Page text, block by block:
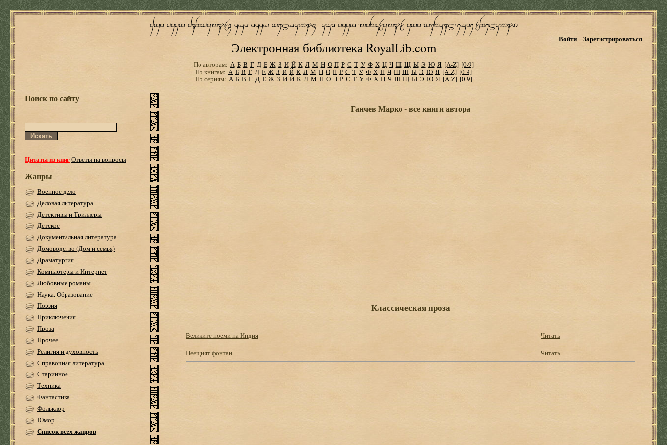
Электронная библиотека RoyalLib.com
Войти Зарегистрироваться
По авторам: А Б В Г Д Е Ж З И Й К Л М Н О П Р С Т У Ф Х Ц Ч Ш Щ Ы Э Ю Я [A-Z] [0-9]
По книгам: А Б В Г Д Е Ж З И Й К Л М Н О П Р С Т У Ф Х Ц Ч Ш Щ Ы Э Ю Я [A-Z] [0-9]
По сериям: А Б В Г Д Е Ж З И Й К Л М Н О П Р С Т У Ф Х Ц Ч Ш Щ Ы Э Ю Я [A-Z] [0-9]
Поиск по сайту
Цитаты из книгОтветы на вопросы
Жанры
Военное дело
Деловая литература
Детективы и Триллеры
Детское
Документальная литература
Домоводство (Дом и семья)
Драматургия
Компьютеры и Интернет
Любовные романы
Наука, Образование
Поэзия
Приключения
Проза
Прочее
Религия и духовность
Справочная литература
Старинное
Техника
Фантастика
Фольклор
Юмор
Список всех жанров
Ганчев Марко - все книги автора
Классическая проза
Великите поеми на Индия
Читать
Пеещият фонтан
Читать